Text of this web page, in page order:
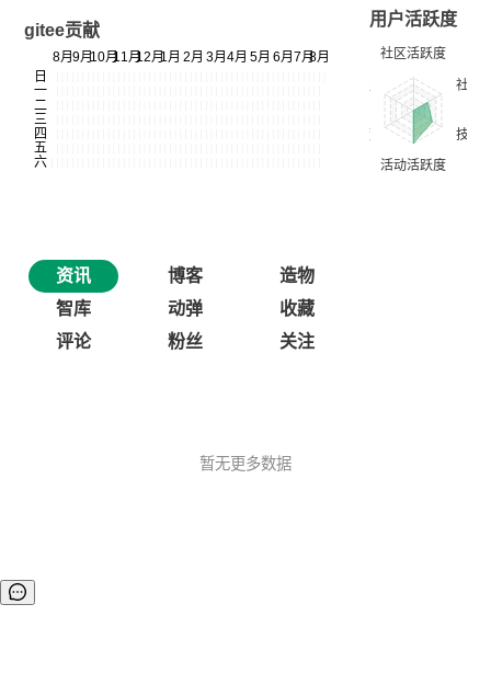
gitee贡献
用户活跃度
资讯 博客
造物
智库
动弹
收藏
评论
粉丝 关注
暂无更多数据